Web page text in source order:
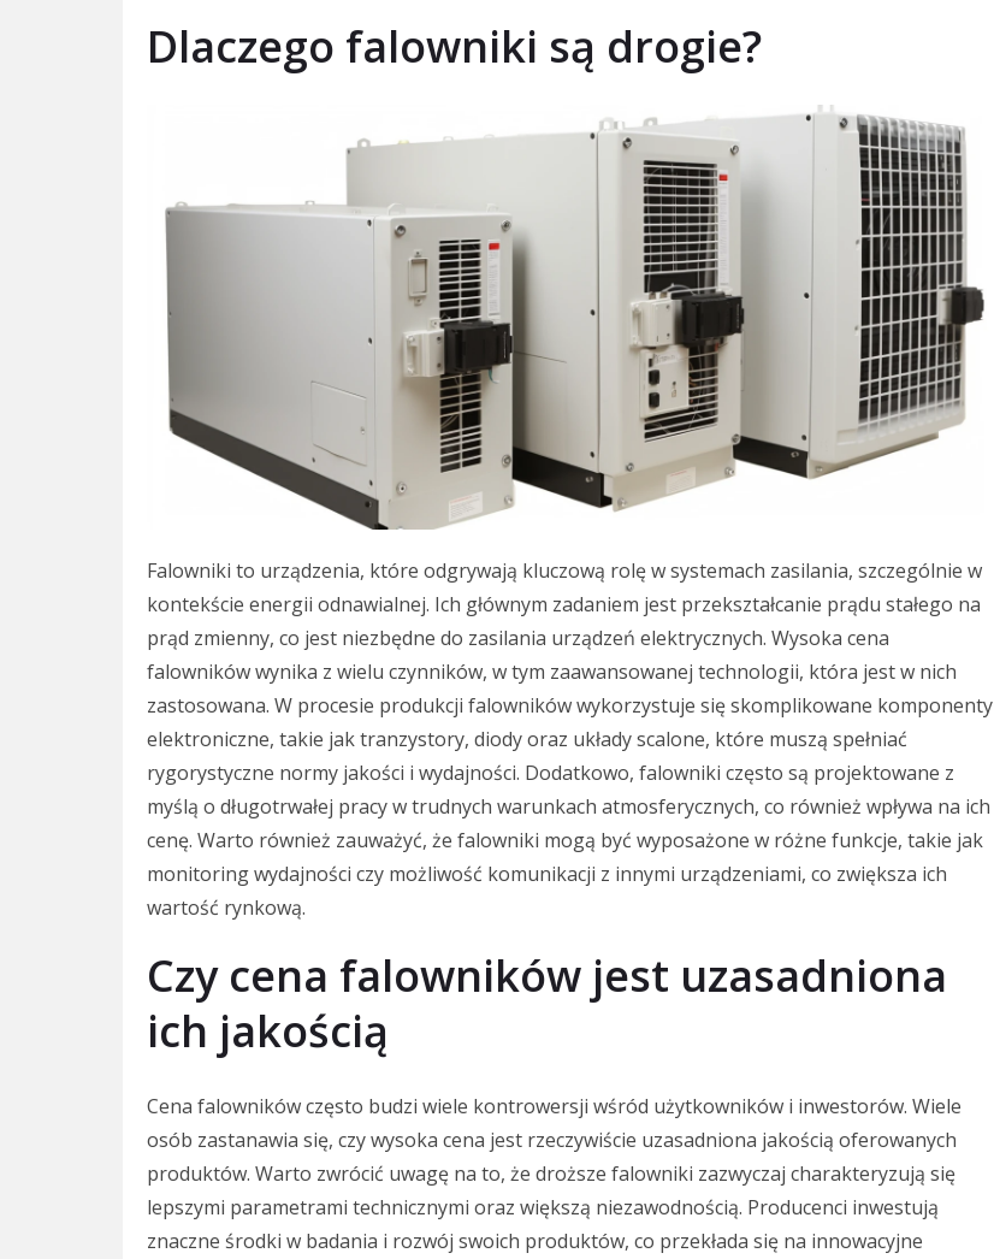
Dlaczego falowniki są drogie?
Falowniki to urządzenia, które odgrywają kluczową rolę w systemach zasilania, szczególnie w
kontekście energii odnawialnej. Ich głównym zadaniem jest przekształcanie prądu stałego na
prąd zmienny, co jest niezbędne do zasilania urządzeń elektrycznych. Wysoka cena
falowników wynika z wielu czynników, w tym zaawansowanej technologii, która jest w nich
zastosowana. W procesie produkcji falowników wykorzystuje się skomplikowane komponenty
elektroniczne, takie jak tranzystory, diody oraz układy scalone, które muszą spełniać
rygorystyczne normy jakości i wydajności. Dodatkowo, falowniki często są projektowane z
myślą o długotrwałej pracy w trudnych warunkach atmosferycznych, co również wpływa na ich
cenę. Warto również zauważyć, że falowniki mogą być wyposażone w różne funkcje, takie jak
monitoring wydajności czy możliwość komunikacji z innymi urządzeniami, co zwiększa ich
wartość rynkową.
Czy cena falowników jest uzasadniona
ich jakością
Cena falowników często budzi wiele kontrowersji wśród użytkowników i inwestorów. Wiele
osób zastanawia się, czy wysoka cena jest rzeczywiście uzasadniona jakością oferowanych
produktów. Warto zwrócić uwagę na to, że droższe falowniki zazwyczaj charakteryzują się
lepszymi parametrami technicznymi oraz większą niezawodnością. Producenci inwestują
znaczne środki w badania i rozwój swoich produktów, co przekłada się na innowacyjne